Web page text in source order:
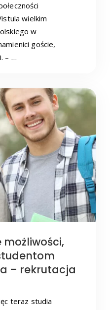
wielkim
w
goście,
– …
możliwości,
– rekrutacja
teraz studia